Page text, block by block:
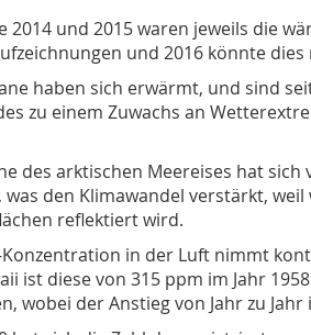
2014 und 2015 waren jeweils die
und 2016 könnte
haben sich erwärmt, und sind
zu einem Zuwachs an
des arktischen Meereises hat sich
was den Klimawandel verstärkt,
reflektiert wird.
in der Luft nimmt
ist diese von 315 ppm im Jahr
wobei der Anstieg von Jahr zu